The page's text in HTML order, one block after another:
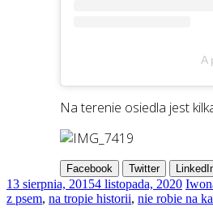
A
Na terenie osiedla jest
Facebook Twitter
13 sierpnia, 20154 listopada, 2020
z psem, na tropie historii, nie robie na